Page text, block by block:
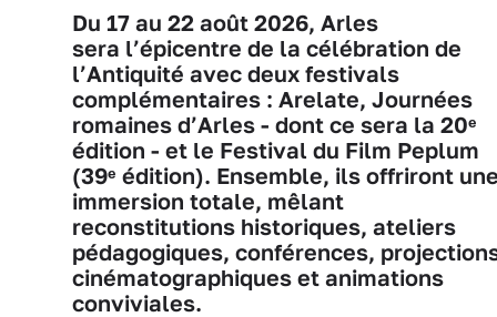
Du 17 au 22 août 2026, Arles
sera l’épicentre de la célébration de
l’Antiquité avec deux festivals
complémentaires : Arelate, Journées
romaines d’Arles - dont ce sera la 20ᵉ
édition - et le Festival du Film Peplum
(39ᵉ édition). Ensemble, ils offriront
immersion totale, mêlant
reconstitutions historiques, ateliers
pédagogiques, conférences,
cinématographiques et animations
conviviales.